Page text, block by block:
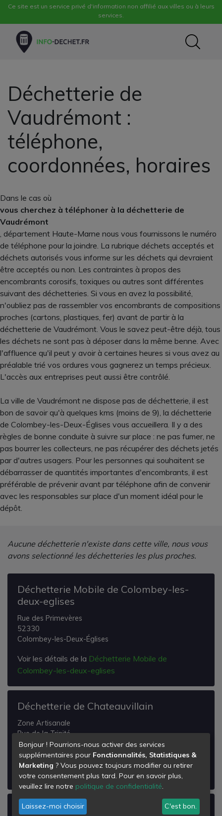
Ce site est un service privé d'information non affilié aux villes ou à leurs
services.
Déchetterie de
Vaudrémont :
téléphone,
coordonnées, horaires
Dans le cas où
vous cherchez à téléphoner à la déchetterie de
Vaudrémont
, département Haute-Marne nous vous fournissons le numéro
de téléphone pour la joindre. La rubrique déchets acceptés et
déchets autorisés vous informe sur les déchets qui devraient
être acceptés ou non. Les contraintes à propos des
encombrants corosifs, toxiques ou autres sont différentes
suivant des déchetteries. Si vous en avez la possibilité,
n'oubliez pas de rassembler vos encombrants de compositions
proches (cartons, plastiques, fer) avant de partir à la
déchetterie de Vaudrémont. Vous le savez peut-être déjà, tous
les déchets ne sont pas à déposer dans la même benne. Avec
l'affluence qu'il peut y avoir à certaines heures si vous avez au
préalable trié vos ordures vous gagnerez un temps précieux.
L'accès aux entreprises peut aussi être contrôlé.
La ville de Vaudrémont ne dispose pas de déchetterie, il est
bon de savoir qu'à quelques kms (moins de 9), la déchetterie
de Colombey-les-Deux-Églises vous accueillera. Il y a des
règles de bonne conduite à suivre sur place : ne pas fumer, ne
pas bourrer les collecteurs, ne pas récupérer des déchets jetés
par d'autres usagers. Pour les personnes qui souhaitent se
débarrasser de quantités importantes d'encombrants, il est
préférable de prévenir avant par téléphone afin de convenir
avec les responsables sur place d'un moment idéal pour le
dépôt.
Aucune déchetterie n'existe dans cette ville, nous vous
avons selectionné les déchetteries les plus proches.
Déchetterie Mobile de Colombey-les-
deux-eglises
Rue des Primevères
52330
Colombey-les-Deux-Églises
Voir les détails de la Déchetterie Mobile de
Colombey-les-deux-eglises
Déchetterie de Chateauvillain
Zone Artisanale
Rue de la Trinité
52120
Châteauvillain
Voir les détails de laDéchetterie de Chateauvillain
Déchetterie de Chaumont Brottes
Bonjour ! Pourrions-nous activer des services
supplémentaires pour Fonctionnalités, Statistiques &
Marketing ? Vous pouvez toujours modifier ou retirer
votre consentement plus tard. Pour en savoir plus,
veuillez lire notre politique de confidentialité.
Laissez-moi choisir C'est bon.